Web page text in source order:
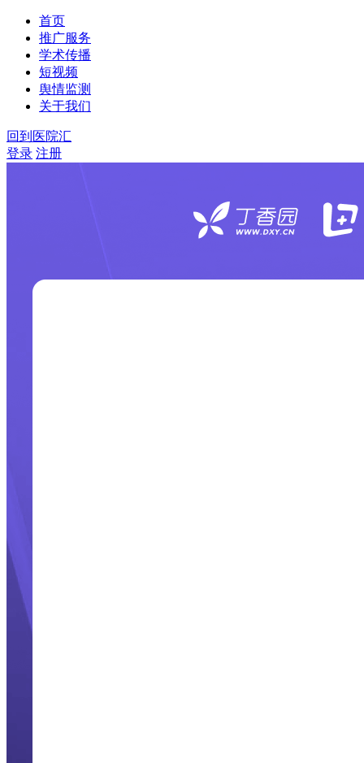
首页
推广服务
学术传播
短视频
舆情监测
关于我们
回到医院汇
登录 注册